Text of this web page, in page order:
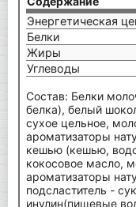
Энергетическая
Белки
Жиры
Углеводы
Состав: Белки
белка), белый
сухое цельное,
ароматизаторы
кешью (кешью,
кокосовое масло,
ароматизаторы
подсластитель -
инулин(пищевые